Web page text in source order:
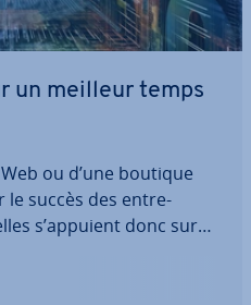
un meilleur temps
ou d’une boutique
le succès des en­tre­
s’appuient donc sur
sur plusieurs or­di­